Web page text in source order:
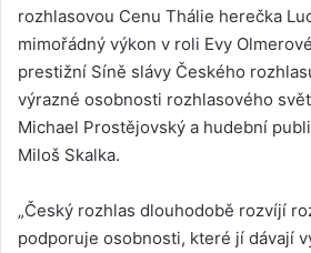
rozhlasovou Cenu Thálie herečka
mimořádný výkon v roli Evy
prestižní Síně slávy Českého
výrazné osobnosti rozhlasového
Michael Prostějovský a hudební
Miloš Skalka.
„Český rozhlas dlouhodobě rozvíjí
podporuje osobnosti, které jí dávají